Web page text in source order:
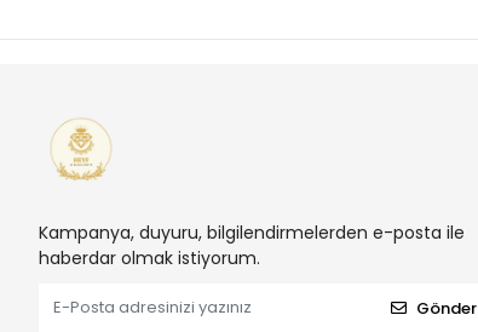
Kampanya, duyuru, bilgilendirmelerden e-posta ile
haberdar olmak istiyorum.
Gönder